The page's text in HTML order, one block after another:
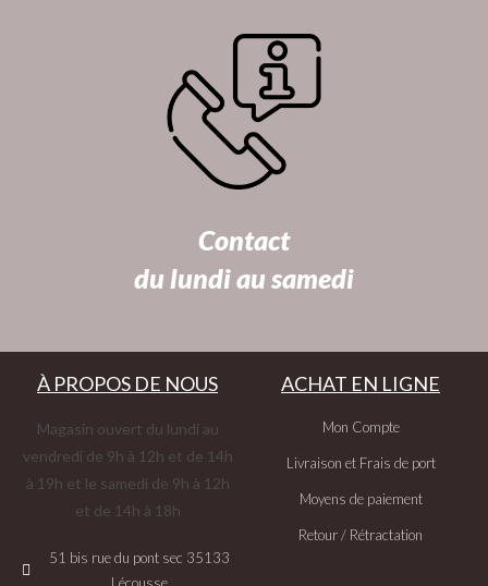
Contact
du lundi au samedi
À PROPOS DE NOUS
Magasin ouvert du lundi au
vendredi de 9h à 12h et de 14h
à 19h et le samedi de 9h à 12h
et de 14h à 18h
51 bis rue du pont sec 35133
Lécousse
ACHAT EN LIGNE
Mon Compte
Livraison et Frais de port
Moyens de paiement
Retour / Rétractation